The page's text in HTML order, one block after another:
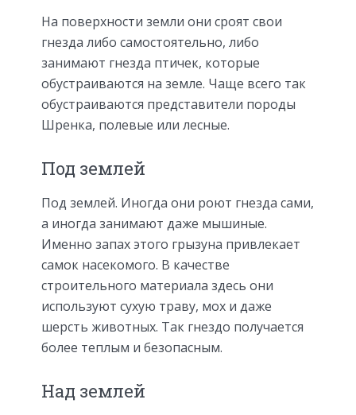
На поверхности земли они сроят свои
гнезда либо самостоятельно, либо
занимают гнезда птичек, которые
обустраиваются на земле. Чаще всего так
обустраиваются представители породы
Шренка, полевые или лесные.
Под землей
Под землей. Иногда они роют гнезда сами,
а иногда занимают даже мышиные.
Именно запах этого грызуна привлекает
самок насекомого. В качестве
строительного материала здесь они
используют сухую траву, мох и даже
шерсть животных. Так гнездо получается
более теплым и безопасным.
Над землей